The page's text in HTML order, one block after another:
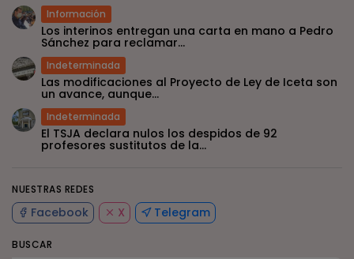
NUESTRAS REDES
Facebook X Telegram
BUSCAR
Información
Los interinos entregan una carta en mano a Pedro
Sánchez para reclamar...
Indeterminada
Las modificaciones al Proyecto de Ley de Iceta son
un avance, aunque...
Indeterminada
El TSJA declara nulos los despidos de 92
profesores sustitutos de la...